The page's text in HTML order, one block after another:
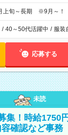
上旬～長期 ※9月～！
/ 40～50代活躍中 / 服装
応募する
未読
集！時給1750
確認など事務